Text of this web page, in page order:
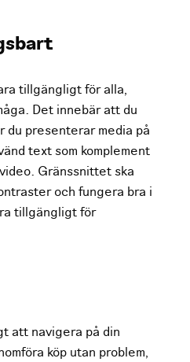
tillgängligt för alla,
Det innebär att du
du presenterar media på
text som komplement
Gränssnittet ska
och fungera bra i
tillgängligt för
att navigera på din
köp utan problem,